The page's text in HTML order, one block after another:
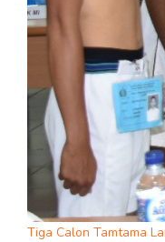
Tiga Calon Tamtama